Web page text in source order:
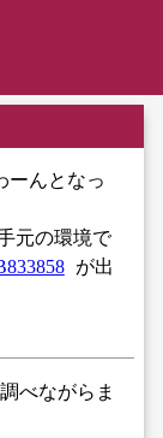
ーんとなっ
元の環境で
が出
べながらま